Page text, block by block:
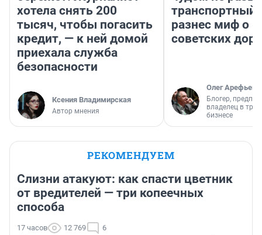
хотела снять 200
тысяч, чтобы погасить
кредит, — к ней домой
приехала служба
безопасности
Ксения Владимирская
Автор мнения
транспортный
разнес миф о
советских
Олег Арефьев
Блогер,
владелец в
бизнесе
РЕКОМЕНДУЕМ
Слизни атакуют: как спасти цветник
от вредителей — три копеечных
способа
17 часов 12 769 6